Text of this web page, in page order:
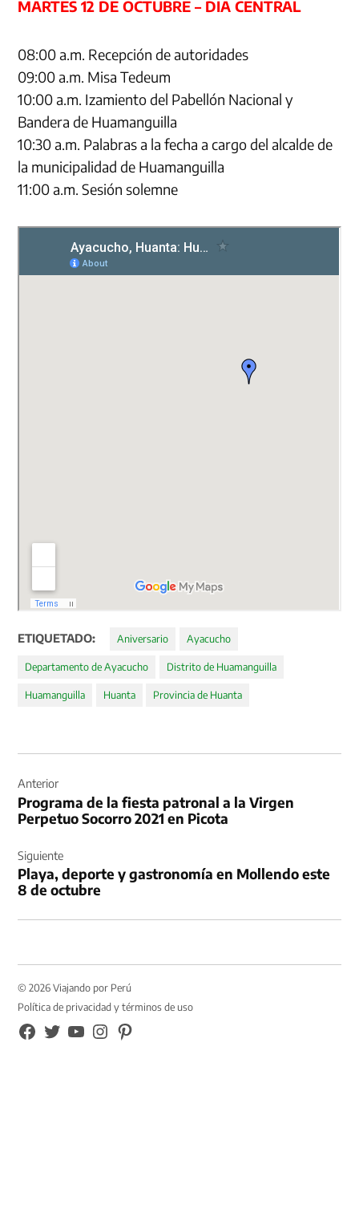
MARTES 12 DE OCTUBRE – DIA CENTRAL
08:00 a.m. Recepción de autoridades
09:00 a.m. Misa Tedeum
10:00 a.m. Izamiento del Pabellón Nacional y
Bandera de Huamanguilla
10:30 a.m. Palabras a la fecha a cargo del alcalde de
la municipalidad de Huamanguilla
11:00 a.m. Sesión solemne
ETIQUETADO: Aniversario Ayacucho
Departamento de Ayacucho Distrito de Huamanguilla
Huamanguilla Huanta Provincia de Huanta
de
entradas
Anterior
Programa de la fiesta patronal a la Virgen
Perpetuo Socorro 2021 en Picota
Siguiente
Playa, deporte y gastronomía en Mollendo este
8 de octubre
© 2026 Viajando por Perú
Política de privacidad y términos de uso
FB
TW YouTubeInstagramPinterest